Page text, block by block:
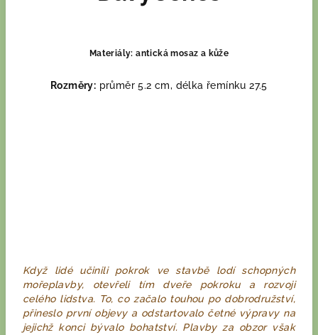
Materiály: antická mosaz a kůže
Rozměry: průměr 5.2 cm, délka řemínku 27.5
Když lidé učinili pokrok ve stavbě lodí schopných
mořeplavby, otevřeli tím dveře pokroku a rozvoji
celého lidstva. To, co začalo touhou po dobrodružství,
přineslo první objevy a odstartovalo četné výpravy na
jejichž konci bývalo bohatství. Plavby za obzor však